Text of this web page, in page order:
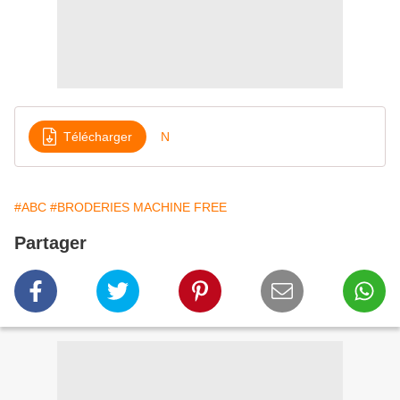
Télécharger N
#ABC #BRODERIES MACHINE FREE
Partager